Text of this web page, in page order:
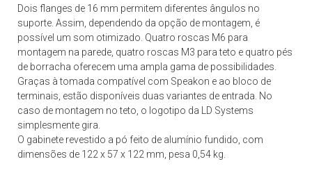
Dois flanges de 16 mm permitem diferentes ângulos no
suporte. Assim, dependendo da opção de montagem, é
possível um som otimizado. Quatro roscas M6 para
montagem na parede, quatro roscas M3 para teto e quatro pés
de borracha oferecem uma ampla gama de possibilidades.
Graças à tomada compatível com Speakon e ao bloco de
terminais, estão disponíveis duas variantes de entrada. No
caso de montagem no teto, o logotipo da LD Systems
simplesmente gira.
O gabinete revestido a pó feito de alumínio fundido, com
dimensões de 122 x 57 x 122 mm, pesa 0,54 kg.